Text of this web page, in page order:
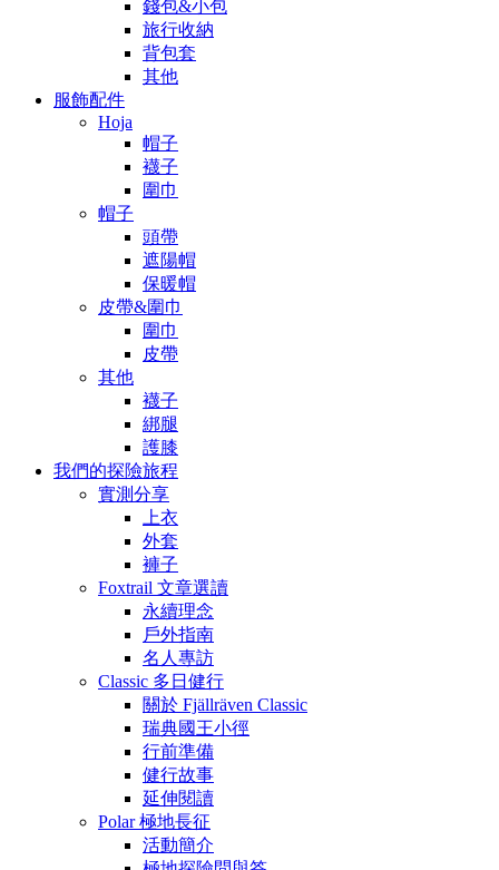
錢包&小包
旅行收納
背包套
其他
服飾配件
Hoja
帽子
襪子
圍巾
帽子
頭帶
遮陽帽
保暖帽
皮帶&圍巾
圍巾
皮帶
其他
襪子
綁腿
護膝
我們的探險旅程
實測分享
上衣
外套
褲子
Foxtrail 文章選讀
永續理念
戶外指南
名人專訪
Classic 多日健行
關於 Fjällräven Classic
瑞典國王小徑
行前準備
健行故事
延伸閱讀
Polar 極地長征
活動簡介